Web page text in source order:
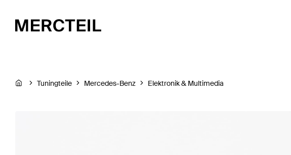
Tuningteile Mercedes-Benz Elektronik & Multimedia